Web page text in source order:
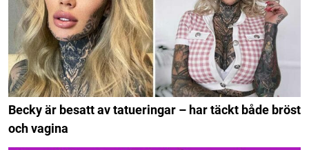
Becky är besatt av tatueringar – har täckt både bröst
och vagina